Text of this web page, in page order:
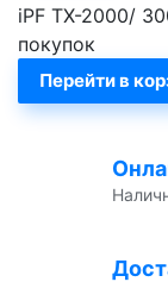
iPF TX-2000/
покупок
Перейти в